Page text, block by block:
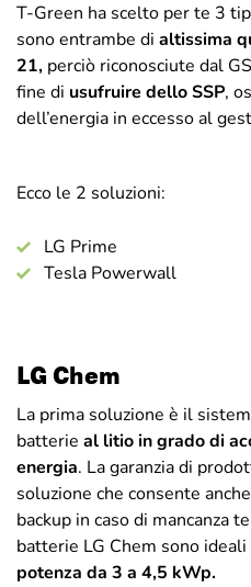
T-Green ha scelto per te 3
sono entrambe di altissima
21, perciò riconosciute dal
fine di usufruire dello SSP,
dell’energia in eccesso al
Ecco le 2 soluzioni:
LG Prime
Tesla Powerwall
LG Chem
La prima soluzione è il
batterie al litio in grado di
energia. La garanzia di
soluzione che consente
backup in caso di mancanza
batterie LG Chem sono ideali
potenza da 3 a 4,5 kWp.